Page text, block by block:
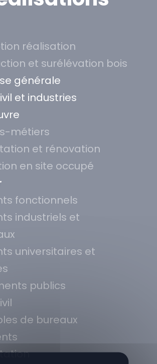
réalisation
et surélévation bois
générale
et industries
métiers
et rénovation
en site occupé
fonctionnels
industriels et
universitaires et
publics
de bureaux